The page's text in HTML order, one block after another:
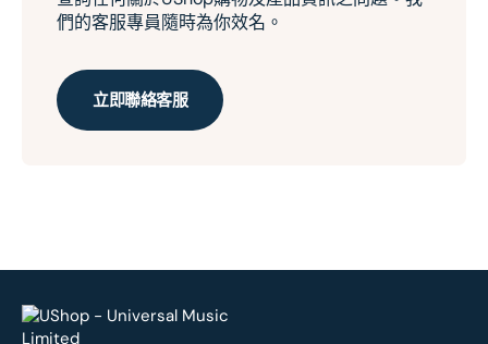
們的客服專員隨時為你效名。
立即聯絡客服